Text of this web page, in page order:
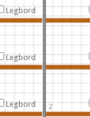
Legbord
Legbord
Legbord
2